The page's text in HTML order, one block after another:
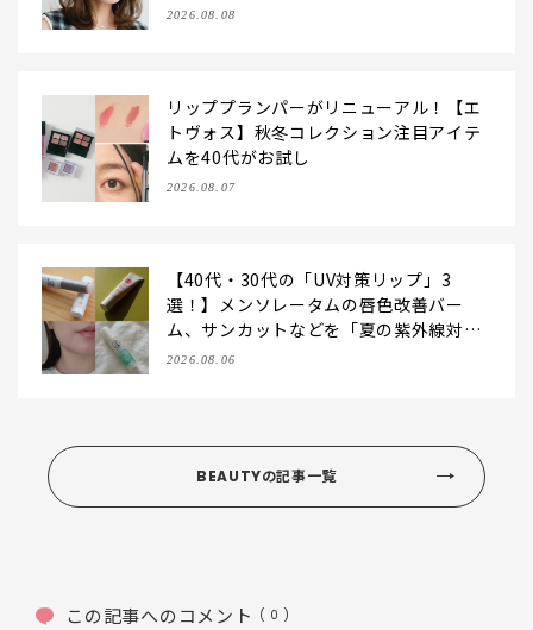
2026.08.08
リッププランパーがリニューアル！【エ
トヴォス】秋冬コレクション注目アイテ
ムを40代がお試し
2026.08.07
【40代・30代の「UV対策リップ」3
選！】メンソレータムの唇色改善バー
ム、サンカットなどを「夏の紫外線対
策」に愛用中です【LEE読者のイチ押し
2026.08.06
BEAUTYの記事一覧
この記事へのコメント ( 0 )